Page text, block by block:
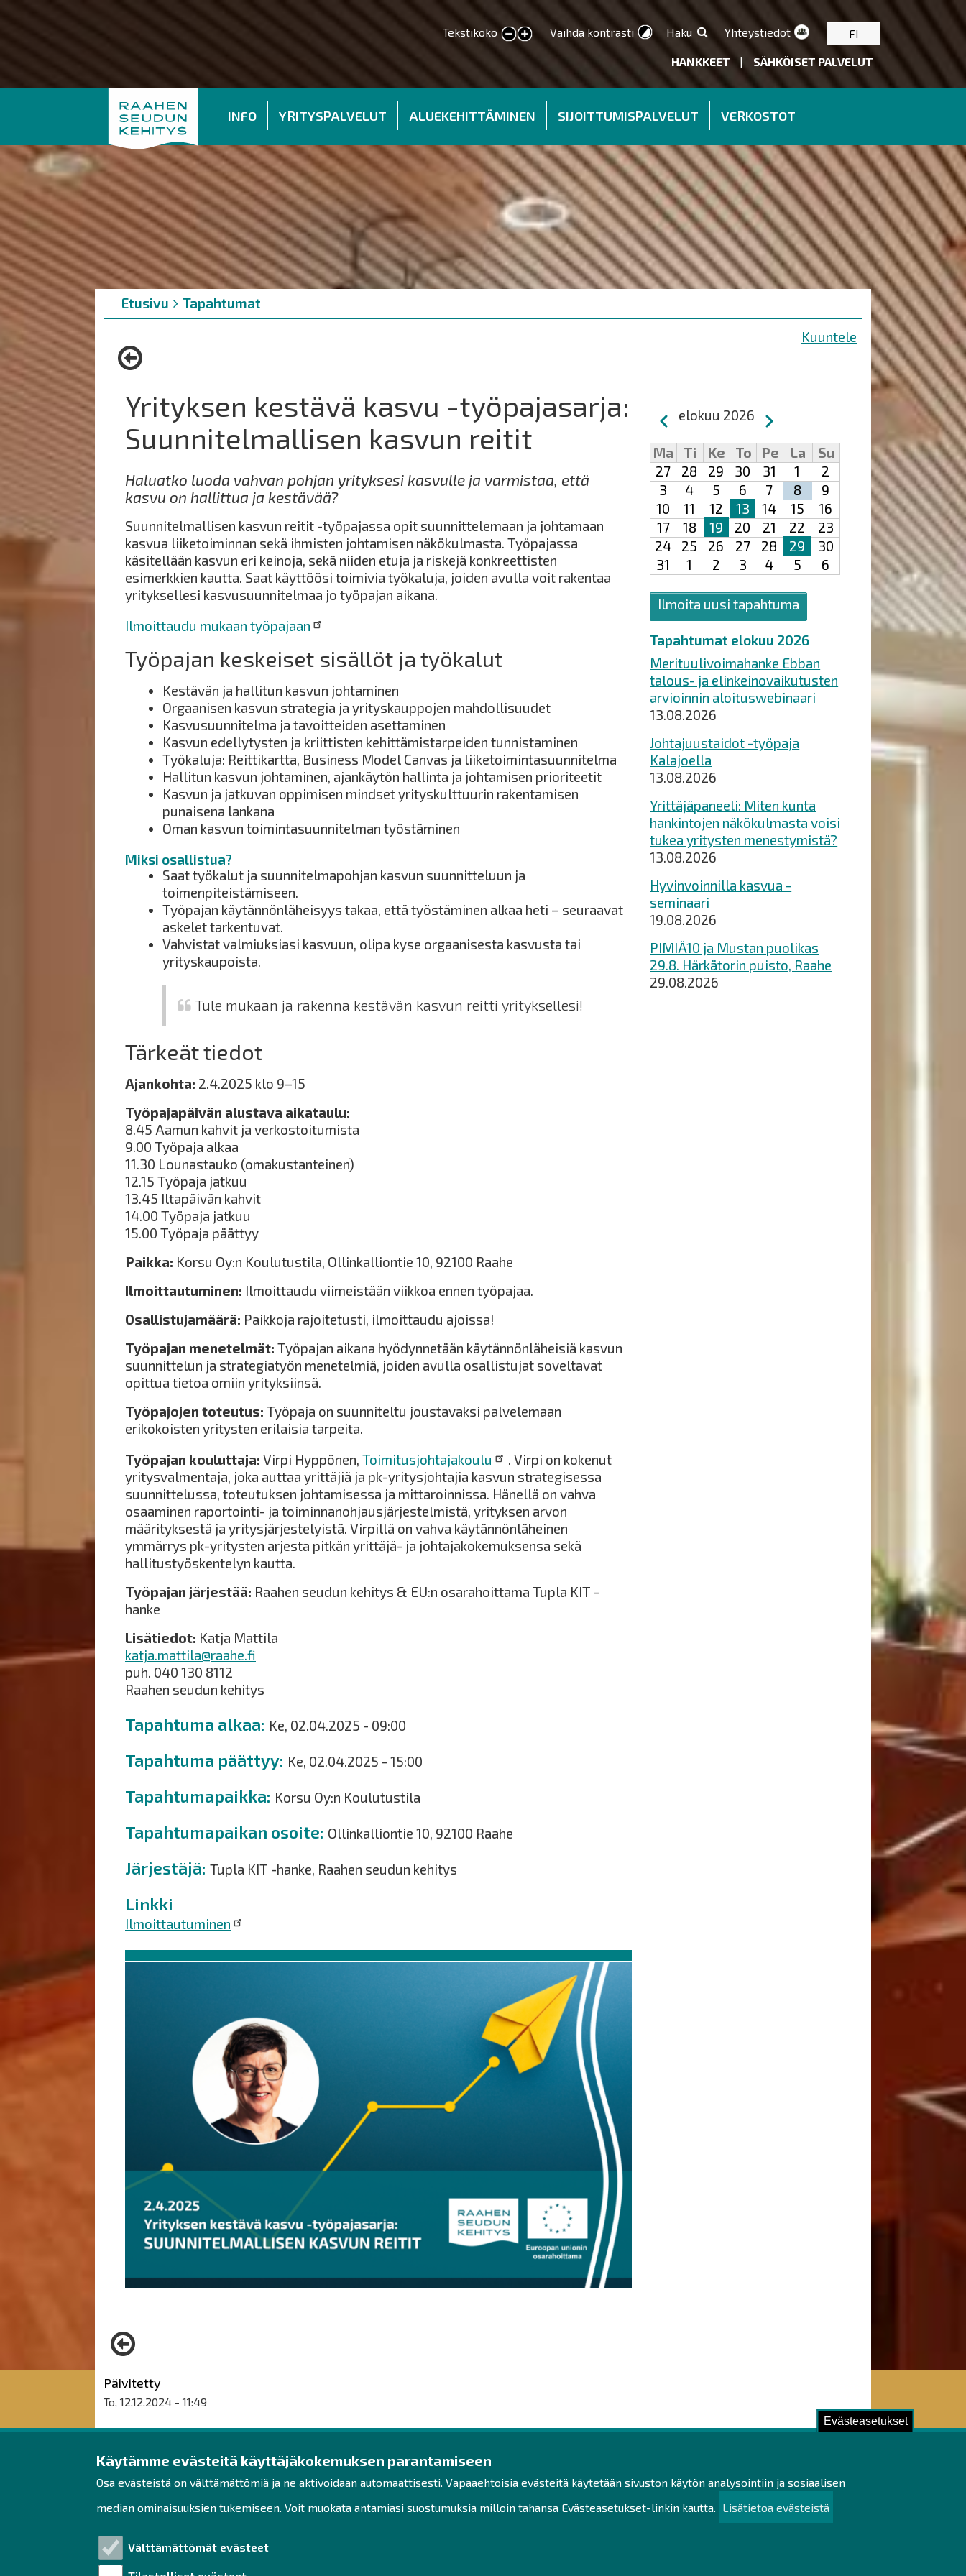
Evästeasetukset
Käytämme evästeitä käyttäjäkokemuksen parantamiseen
Osa evästeistä on välttämättömiä ja ne aktivoidaan automaattisesti. Vapaaehtoisia evästeitä käytetään sivuston käytön analysointiin ja sosiaalisen
median ominaisuuksien tukemiseen. Voit muokata antamiasi suostumuksia milloin tahansa Evästeasetukset-linkin kautta.
Lisätietoa evästeistä
Välttämättömät evästeet
Tekstikoko
smaller text
larger text Vaihda kontrasti Haku Yhteystiedot FI
HANKKEET | SÄHKÖISET PALVELUT
INFO YRITYSPALVELUT ALUEKEHITTÄMINEN SIJOITTUMISPALVELUT VERKOSTOT
Murupolku
You
are
Etusivu Tapahtumat
Kuuntele
Yrityksen kestävä kasvu -työpajasarja:
Suunnitelmallisen kasvun reitit
Haluatko luoda vahvan pohjan yrityksesi kasvulle ja varmistaa, että
kasvu on hallittua ja kestävää?
Suunnitelmallisen kasvun reitit -työpajassa opit suunnittelemaan ja johtamaan
kasvua liiketoiminnan sekä ihmisten johtamisen näkökulmasta. Työpajassa
käsitellään kasvun eri keinoja, sekä niiden etuja ja riskejä konkreettisten
esimerkkien kautta. Saat käyttöösi toimivia työkaluja, joiden avulla voit rakentaa
yrityksellesi kasvusuunnitelmaa jo työpajan aikana.
Ilmoittaudu mukaan työpajaan
Työpajan keskeiset sisällöt ja työkalut
Kestävän ja hallitun kasvun johtaminen
Orgaanisen kasvun strategia ja yrityskauppojen mahdollisuudet
Kasvusuunnitelma ja tavoitteiden asettaminen
Kasvun edellytysten ja kriittisten kehittämistarpeiden tunnistaminen
Työkaluja: Reittikartta, Business Model Canvas ja liiketoimintasuunnitelma
Hallitun kasvun johtaminen, ajankäytön hallinta ja johtamisen prioriteetit
Kasvun ja jatkuvan oppimisen mindset yrityskulttuurin rakentamisen
punaisena lankana
Oman kasvun toimintasuunnitelman työstäminen
Miksi osallistua?
Saat työkalut ja suunnitelmapohjan kasvun suunnitteluun ja
toimenpiteistämiseen.
Työpajan käytännönläheisyys takaa, että työstäminen alkaa heti – seuraavat
askelet tarkentuvat.
Vahvistat valmiuksiasi kasvuun, olipa kyse orgaanisesta kasvusta tai
yrityskaupoista.
Tule mukaan ja rakenna kestävän kasvun reitti yrityksellesi!
Tärkeät tiedot
Ajankohta: 2.4.2025 klo 9–15
Työpajapäivän alustava aikataulu:
8.45 Aamun kahvit ja verkostoitumista
9.00 Työpaja alkaa
11.30 Lounastauko (omakustanteinen)
12.15 Työpaja jatkuu
13.45 Iltapäivän kahvit
14.00 Työpaja jatkuu
15.00 Työpaja päättyy
Paikka: Korsu Oy:n Koulutustila, Ollinkalliontie 10, 92100 Raahe
Ilmoittautuminen: Ilmoittaudu viimeistään viikkoa ennen työpajaa.
Osallistujamäärä: Paikkoja rajoitetusti, ilmoittaudu ajoissa!
Työpajan menetelmät: Työpajan aikana hyödynnetään käytännönläheisiä kasvun
suunnittelun ja strategiatyön menetelmiä, joiden avulla osallistujat soveltavat
opittua tietoa omiin yrityksiinsä.
Työpajojen toteutus: Työpaja on suunniteltu joustavaksi palvelemaan
erikokoisten yritysten erilaisia tarpeita.
Työpajan kouluttaja: Virpi Hyppönen, Toimitusjohtajakoulu
. Virpi on kokenut
yritysvalmentaja, joka auttaa yrittäjiä ja pk-yritysjohtajia kasvun strategisessa
suunnittelussa, toteutuksen johtamisessa ja mittaroinnissa. Hänellä on vahva
osaaminen raportointi- ja toiminnanohjausjärjestelmistä, yrityksen arvon
määrityksestä ja yritysjärjestelyistä. Virpillä on vahva käytännönläheinen
ymmärrys pk-yritysten arjesta pitkän yrittäjä- ja johtajakokemuksensa sekä
hallitustyöskentelyn kautta.
Työpajan järjestää: Raahen seudun kehitys & EU:n osarahoittama Tupla KIT -
hanke
Lisätiedot: Katja Mattila
katja.mattila@raahe.fi
puh. 040 130 8112
Raahen seudun kehitys
Tapahtuma alkaa Ke, 02.04.2025 - 09:00
Tapahtuma päättyy Ke, 02.04.2025 - 15:00
Tapahtumapaikka Korsu Oy:n Koulutustila
Tapahtumapaikan osoite Ollinkalliontie 10, 92100 Raahe
Järjestäjä Tupla KIT -hanke, Raahen seudun kehitys
Linkki
Ilmoittautuminen
Sivutus
Edellinen
elokuu 2026
Seuraava
Ma
Ti Ke To Pe La
Su
27
28 29 30 31 1
2
3
4 5 6 7 8
9
10
11 12 13 14 15
16
17
18 19 20 21 22
23
24
25 26 27 28 29
30
31
1 2 3 4 5 6
Ilmoita uusi tapahtuma
Tapahtumat elokuu 2026
Merituulivoimahanke Ebban
talous- ja elinkeinovaikutusten
arvioinnin aloituswebinaari
13.08.2026
Johtajuustaidot -työpaja
Kalajoella
13.08.2026
Yrittäjäpaneeli: Miten kunta
hankintojen näkökulmasta voisi
tukea yritysten menestymistä?
13.08.2026
Hyvinvoinnilla kasvua -
seminaari
19.08.2026
PIMIÄ10 ja Mustan puolikas
29.8. Härkätorin puisto, Raahe
29.08.2026
Päivitetty
To, 12.12.2024 - 11:49
Raahen seudun kehitys
Rantakatu 5 D 2. kerros
92100 Raahe
Ota yhteyttä!
Toimisto
Tutustu!
Henkilötietojen käsittely
Saavutettavuusseloste